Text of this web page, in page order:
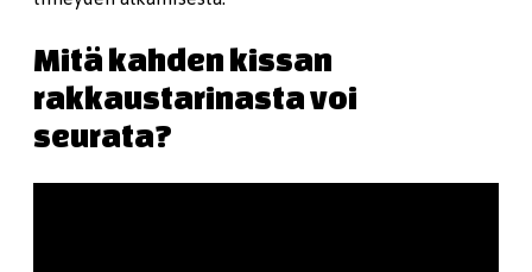
Mitä kahden kissan
rakkaustarinasta voi
seurata?